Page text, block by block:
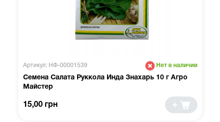
Артикул: НФ-00001539 Нет в наличии
Семена Салата Руккола Инда Знахарь 10 г Агро
Майстер
15,00 грн